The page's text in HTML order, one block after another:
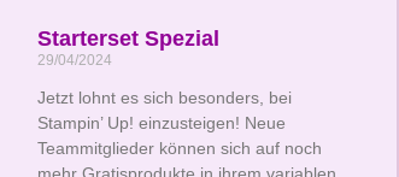
Starterset Spezial
29/04/2024
Jetzt lohnt es sich besonders, bei
Stampin’ Up! einzusteigen! Neue
Teammitglieder können sich auf noch